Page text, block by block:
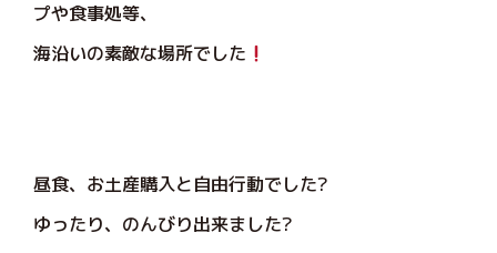
プや食事処等、
海沿いの素敵な場所でした
昼食、お土産購入と自由行動でした?
ゆったり、のんびり出来ました?